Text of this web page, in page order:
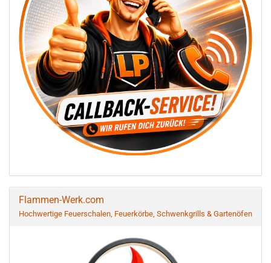
Flammen-Werk.com
Hochwertige Feuerschalen, Feuerkörbe, Schwenkgrills & Gartenöfen